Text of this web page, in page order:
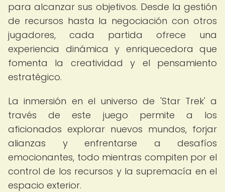
para alcanzar sus objetivos. Desde la gestión
de recursos hasta la negociación con otros
jugadores, cada partida ofrece una
experiencia dinámica y enriquecedora que
fomenta la creatividad y el pensamiento
estratégico.
La inmersión en el universo de 'Star Trek' a
través de este juego permite a los
aficionados explorar nuevos mundos, forjar
alianzas y enfrentarse a desafíos
emocionantes, todo mientras compiten por el
control de los recursos y la supremacía en el
espacio exterior.